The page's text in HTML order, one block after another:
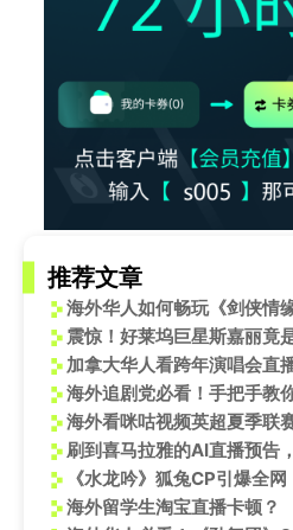
推荐文章
海外看咪咕视频英超夏季联
海外留学生淘宝直播卡顿？